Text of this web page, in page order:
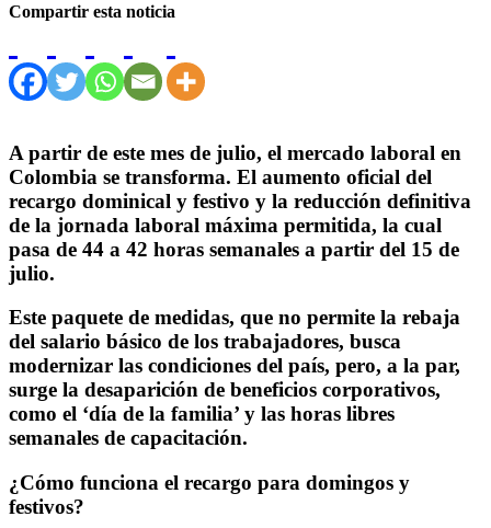
Compartir esta noticia
A partir de este mes de julio, el mercado laboral en
Colombia se transforma. El aumento oficial del
recargo dominical y festivo y la reducción definitiva
de la jornada laboral máxima permitida, la cual
pasa de 44 a 42 horas semanales a partir del 15 de
julio.
Este paquete de medidas, que no permite la rebaja
del salario básico de los trabajadores, busca
modernizar las condiciones del país, pero, a la par,
surge la desaparición de beneficios corporativos,
como el ‘día de la familia’ y las horas libres
semanales de capacitación.
¿Cómo funciona el recargo para domingos y
festivos?